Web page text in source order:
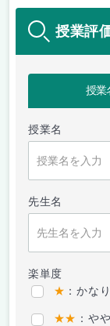
授業評
授業
授業名
先生名
楽単度
★ ：かな
★★ ：や